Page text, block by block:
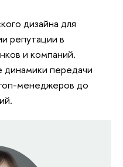
дизайна для
репутации в
и компаний.
динамики передачи
менеджеров до